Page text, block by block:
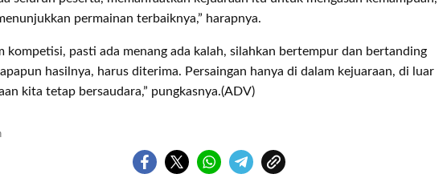
permainan terbaiknya,” harapnya.
kompetisi, pasti ada menang ada kalah, silahkan bertempur dan bertanding
hasilnya, harus diterima. Persaingan hanya di dalam kejuaraan, di luar
kita tetap bersaudara,” pungkasnya.(ADV)